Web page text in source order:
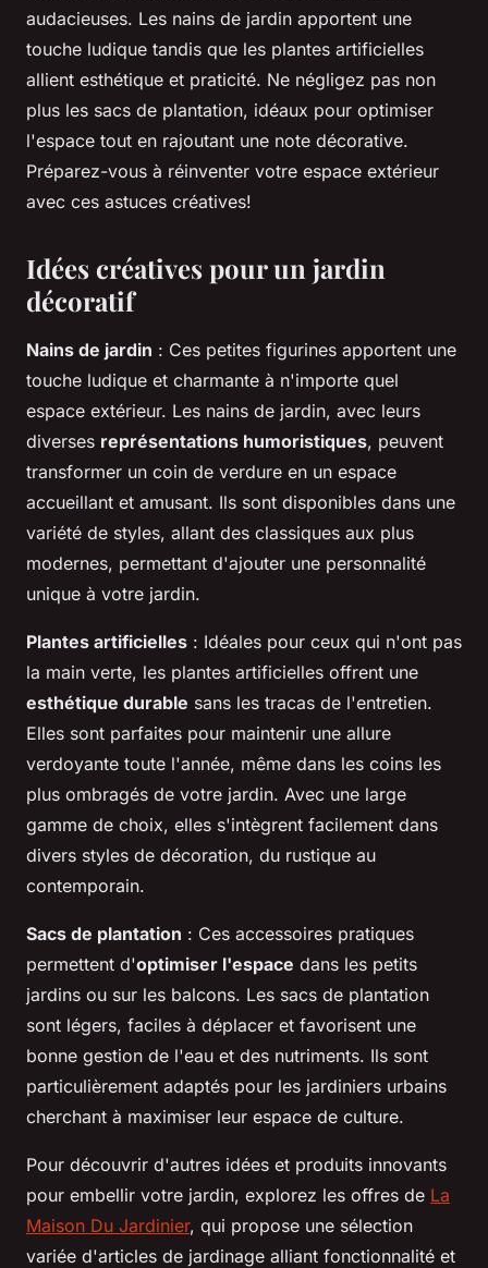
audacieuses. Les nains de jardin apportent une
touche ludique tandis que les plantes artificielles
allient esthétique et praticité. Ne négligez pas non
plus les sacs de plantation, idéaux pour optimiser
l'espace tout en rajoutant une note décorative.
Préparez-vous à réinventer votre espace extérieur
avec ces astuces créatives!
Idées créatives pour un jardin
décoratif
Nains de jardin : Ces petites figurines apportent une
touche ludique et charmante à n'importe quel
espace extérieur. Les nains de jardin, avec leurs
diverses représentations humoristiques, peuvent
transformer un coin de verdure en un espace
accueillant et amusant. Ils sont disponibles dans une
variété de styles, allant des classiques aux plus
modernes, permettant d'ajouter une personnalité
unique à votre jardin.
Plantes artificielles : Idéales pour ceux qui n'ont pas
la main verte, les plantes artificielles offrent une
esthétique durable sans les tracas de l'entretien.
Elles sont parfaites pour maintenir une allure
verdoyante toute l'année, même dans les coins les
plus ombragés de votre jardin. Avec une large
gamme de choix, elles s'intègrent facilement dans
divers styles de décoration, du rustique au
contemporain.
Sacs de plantation : Ces accessoires pratiques
permettent d'optimiser l'espace dans les petits
jardins ou sur les balcons. Les sacs de plantation
sont légers, faciles à déplacer et favorisent une
bonne gestion de l'eau et des nutriments. Ils sont
particulièrement adaptés pour les jardiniers urbains
cherchant à maximiser leur espace de culture.
Pour découvrir d'autres idées et produits innovants
pour embellir votre jardin, explorez les offres de La
Maison Du Jardinier, qui propose une sélection
variée d'articles de jardinage alliant fonctionnalité et